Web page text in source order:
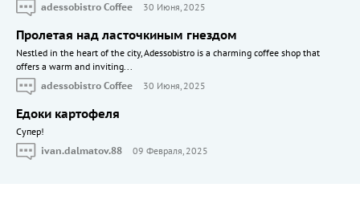
adessobistro Coffee
30 Июня, 2025
Пролетая над ласточкиным гнездом
Nestled in the heart of the city, Adessobistro is a charming coffee shop that
offers a warm and inviting...
adessobistro Coffee
30 Июня, 2025
Едоки картофеля
Cупер!
ivan.dalmatov.88
09 Февраля, 2025